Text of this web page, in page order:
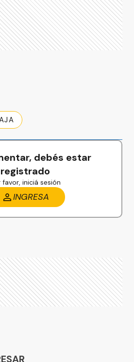
debés estar
registrado
favor, iniciá sesión
INGRESA